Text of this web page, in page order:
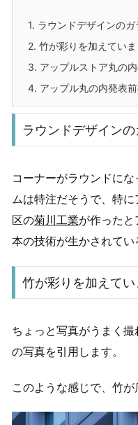
1. ラウンドデザインのガ
2. 竹が彩りを加えていま
3. アップルストア丸の
4. アップル丸の内発表
ラウンドデザインの
コーナーがラウンドに
ムは特注だそうで、特
区の菊川工業が作った
本の技術が生かされてい
竹が彩りを加えてい
ちょっと写真がうまく
の写真を引用します。
このような感じで、竹が